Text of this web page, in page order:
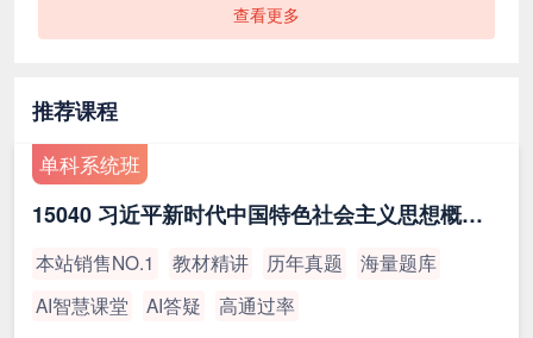
查看更多
推荐课程
单科系统班
15040 习近平新时代中国特色社会主义思想概论（最新版）
本站销售NO.1 教材精讲 历年真题
海量题库
AI智慧课堂
AI答疑 高通过率